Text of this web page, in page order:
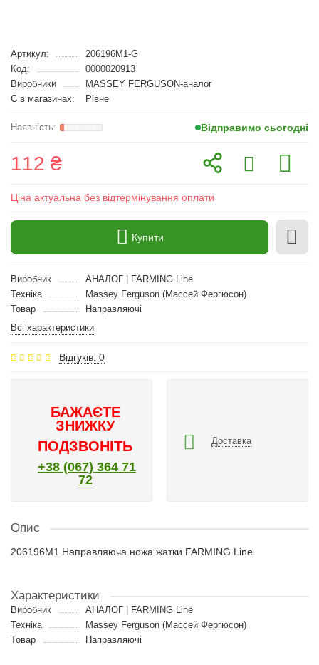
Артикул:
206196M1-G
Код:
0000020913
Виробники
MASSEY FERGUSON-аналог
Є в магазинах:
Рівне
Відправимо сьогодні
112 ₴
Ціна актуальна без відтермінування оплати
Купити
Виробник
АНАЛОГ | FARMING Line
Техніка
Massey Ferguson (Массей Фергюсон)
Товар
Направляючі
Всі характеристики
Відгуків: 0
БАЖАЄТЕ
ЗНИЖКУ
ПОДЗВОНІТЬ
+38 (067) 364 71
72
Доставка
Опис
206196M1 Направляюча ножа жатки FARMING Line
Характеристики
Виробник
АНАЛОГ | FARMING Line
Техніка
Massey Ferguson (Массей Фергюсон)
Товар
Направляючі